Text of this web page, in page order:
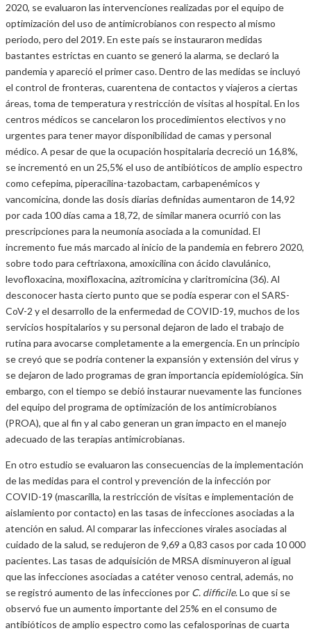
2020, se evaluaron las intervenciones realizadas por el equipo de
optimización del uso de antimicrobianos con respecto al mismo
periodo, pero del 2019. En este país se instauraron medidas
bastantes estrictas en cuanto se generó la alarma, se declaró la
pandemia y apareció el primer caso. Dentro de las medidas se incluyó
el control de fronteras, cuarentena de contactos y viajeros a ciertas
áreas, toma de temperatura y restricción de visitas al hospital. En los
centros médicos se cancelaron los procedimientos electivos y no
urgentes para tener mayor disponibilidad de camas y personal
médico. A pesar de que la ocupación hospitalaria decreció un 16,8%,
se incrementó en un 25,5% el uso de antibióticos de amplio espectro
como cefepima, piperacilina-tazobactam, carbapenémicos y
vancomicina, donde las dosis diarias definidas aumentaron de 14,92
por cada 100 días cama a 18,72, de similar manera ocurrió con las
prescripciones para la neumonía asociada a la comunidad. El
incremento fue más marcado al inicio de la pandemia en febrero 2020,
sobre todo para ceftriaxona, amoxicilina con ácido clavulánico,
levofloxacina, moxifloxacina, azitromicina y claritromicina (36). Al
desconocer hasta cierto punto que se podía esperar con el SARS-
CoV-2 y el desarrollo de la enfermedad de COVID-19, muchos de los
servicios hospitalarios y su personal dejaron de lado el trabajo de
rutina para avocarse completamente a la emergencia. En un principio
se creyó que se podría contener la expansión y extensión del virus y
se dejaron de lado programas de gran importancia epidemiológica. Sin
embargo, con el tiempo se debió instaurar nuevamente las funciones
del equipo del programa de optimización de los antimicrobianos
(PROA), que al fin y al cabo generan un gran impacto en el manejo
adecuado de las terapias antimicrobianas.
En otro estudio se evaluaron las consecuencias de la implementación
de las medidas para el control y prevención de la infección por
COVID-19 (mascarilla, la restricción de visitas e implementación de
aislamiento por contacto) en las tasas de infecciones asociadas a la
atención en salud. Al comparar las infecciones virales asociadas al
cuidado de la salud, se redujeron de 9,69 a 0,83 casos por cada 10 000
pacientes. Las tasas de adquisición de MRSA disminuyeron al igual
que las infecciones asociadas a catéter venoso central, además, no
se registró aumento de las infecciones por C. difficile. Lo que si se
observó fue un aumento importante del 25% en el consumo de
antibióticos de amplio espectro como las cefalosporinas de cuarta